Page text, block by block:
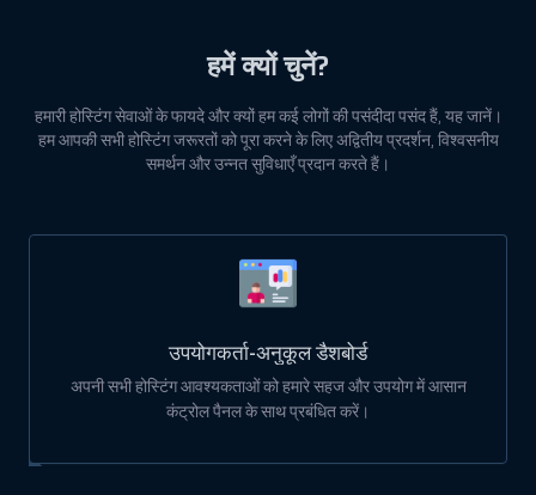
हमें क्यों चुनें?
हमारी होस्टिंग सेवाओं के फायदे और क्यों हम कई लोगों की पसंदीदा पसंद हैं, यह जानें।
हम आपकी सभी होस्टिंग जरूरतों को पूरा करने के लिए अद्वितीय प्रदर्शन, विश्वसनीय
समर्थन और उन्नत सुविधाएँ प्रदान करते हैं।
उपयोगकर्ता-अनुकूल डैशबोर्ड
अपनी सभी होस्टिंग आवश्यकताओं को हमारे सहज और उपयोग में आसान
कंट्रोल पैनल के साथ प्रबंधित करें।